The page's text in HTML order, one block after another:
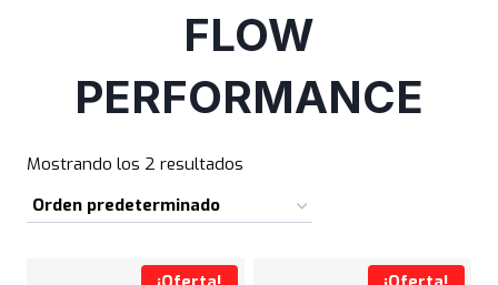
FLOW
PERFORMANCE
Mostrando los 2 resultados